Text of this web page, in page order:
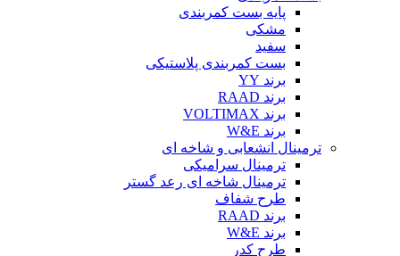
پایه بست کمربندی
مشکی
سفید
بست کمربندی پلاستیکی
برند YY
برند RAAD
برند VOLTIMAX
برند W&E
ترمینال انشعابی و شاخه ای
ترمینال سرامیکی
ترمینال شاخه ای رعد گستر
طرح شفاف
برند RAAD
برند W&E
طرح کدر